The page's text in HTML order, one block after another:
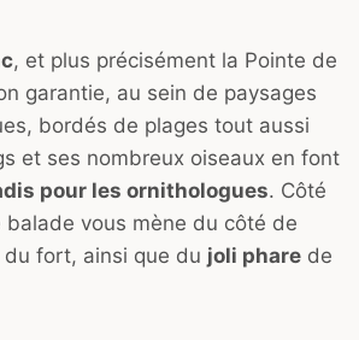
, et plus précisément la Pointe de
garantie, au sein de paysages
bordés de plages tout aussi
et ses nombreux oiseaux en font
pour les ornithologues. Côté
balade vous mène du côté de
du fort, ainsi que du joli phare de